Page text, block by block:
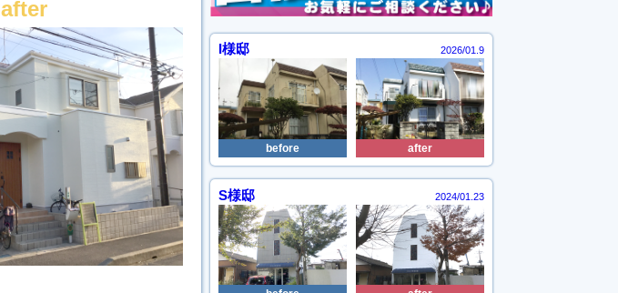
after
I様邸 2026/01.9
S様邸 2024/01.23